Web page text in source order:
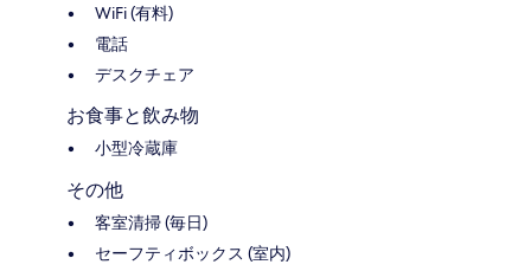
WiFi (有料)
電話
デスクチェア
お食事と飲み物
小型冷蔵庫
その他
客室清掃 (毎日)
セーフティボックス (室内)